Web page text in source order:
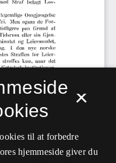
×
til at forbedre
hjemmeside giver du